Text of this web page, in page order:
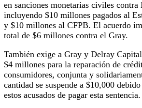
en sanciones monetarias civiles
incluyendo $10 millones pagados al
y $10 millones al CFPB. El acuerdo
total de $6 millones contra el Gray.
También exige a Gray y Delray
$4 millones para la reparación de
consumidores, conjunta y
cantidad se suspende a $10,000
estos acusados de pagar esta sentencia.